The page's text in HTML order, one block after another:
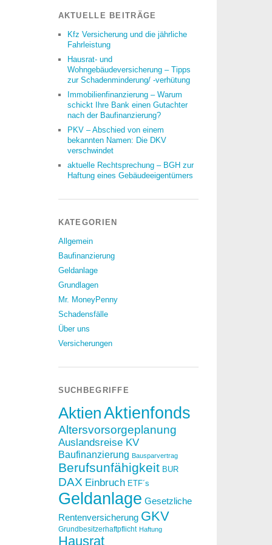
AKTUELLE BEITRÄGE
Kfz Versicherung und die jährliche
Fahrleistung
Hausrat- und
Wohngebäudeversicherung – Tipps
zur Schadenminderung/ -verhütung
Immobilienfinanzierung – Warum
schickt Ihre Bank einen Gutachter
nach der Baufinanzierung?
PKV – Abschied von einem
bekannten Namen: Die DKV
verschwindet
aktuelle Rechtsprechung – BGH zur
Haftung eines Gebäudeeigentümers
KATEGORIEN
Allgemein
Baufinanzierung
Geldanlage
Grundlagen
Mr. MoneyPenny
Schadensfälle
Über uns
Versicherungen
SUCHBEGRIFFE
AktienAktienfonds
Altersvorsorgeplanung
Auslandsreise KV
Baufinanzierung Bausparvertrag
Berufsunfähigkeit BUR
DAX Einbruch ETF´s
Geldanlage Gesetzliche
Rentenversicherung GKV
Grundbesitzerhaftpflicht Haftung
Hausrat